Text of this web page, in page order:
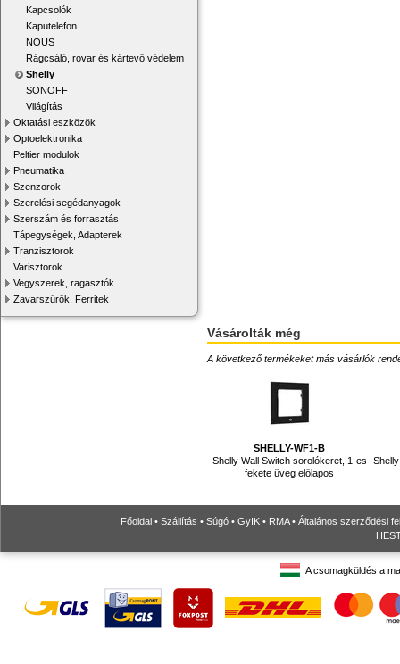
Kapcsolók
Kaputelefon
NOUS
Rágcsáló, rovar és kártevő védelem
Shelly
SONOFF
Világítás
Oktatási eszközök
Optoelektronika
Peltier modulok
Pneumatika
Szenzorok
Szerelési segédanyagok
Szerszám és forrasztás
Tápegységek, Adapterek
Tranzisztorok
Varisztorok
Vegyszerek, ragasztók
Zavarszűrők, Ferritek
Vásárolták még
A következő termékeket más vásárlók
SHELLY-WF1-B
Shelly Wall Switch sorolókeret, 1-es
fekete üveg előlapos
Főoldal • Szállítás • Súgó • GyIK • RMA• Általános szerződési
A csomagküldés a